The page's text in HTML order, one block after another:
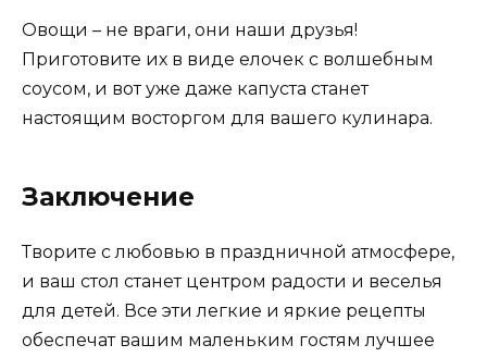
Овощи – не враги, они наши друзья!
Приготовите их в виде елочек с волшебным
соусом, и вот уже даже капуста станет
настоящим восторгом для вашего кулинара.
Заключение
Творите с любовью в праздничной атмосфере,
и ваш стол станет центром радости и веселья
для детей. Все эти легкие и яркие рецепты
обеспечат вашим маленьким гостям лучшее